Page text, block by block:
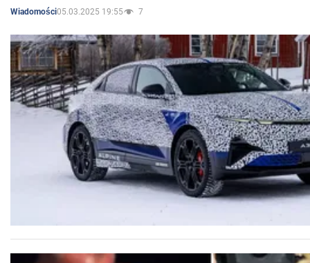
Wiadomości05.03.2025 19:55 7